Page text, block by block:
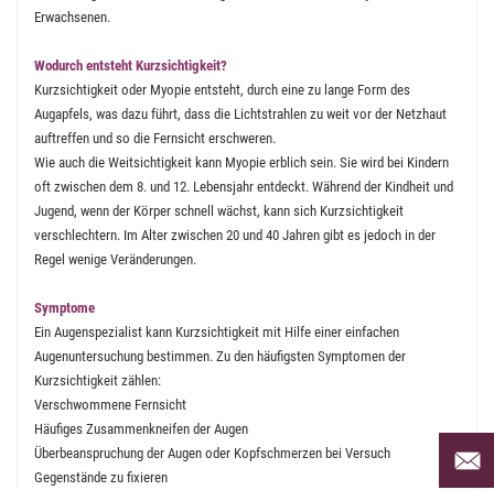
Erwachsenen.
Wodurch entsteht Kurzsichtigkeit?
Kurzsichtigkeit oder Myopie entsteht, durch eine zu lange Form des
Augapfels, was dazu führt, dass die Lichtstrahlen zu weit vor der Netzhaut
auftreffen und so die Fernsicht erschweren.
Wie auch die Weitsichtigkeit kann Myopie erblich sein. Sie wird bei Kindern
oft zwischen dem 8. und 12. Lebensjahr entdeckt. Während der Kindheit und
Jugend, wenn der Körper schnell wächst, kann sich Kurzsichtigkeit
verschlechtern. Im Alter zwischen 20 und 40 Jahren gibt es jedoch in der
Regel wenige Veränderungen.
Symptome
Ein Augenspezialist kann Kurzsichtigkeit mit Hilfe einer einfachen
Augenuntersuchung bestimmen. Zu den häufigsten Symptomen der
Kurzsichtigkeit zählen:
Verschwommene Fernsicht
Häufiges Zusammenkneifen der Augen
Überbeanspruchung der Augen oder Kopfschmerzen bei Versuch
Gegenstände zu fixieren
Per
uns